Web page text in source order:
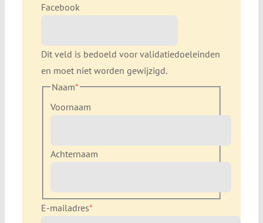
Facebook
Dit veld is bedoeld voor validatiedoeleinden
en moet niet worden gewijzigd.
Naam*
Voornaam
Achternaam
E-mailadres*